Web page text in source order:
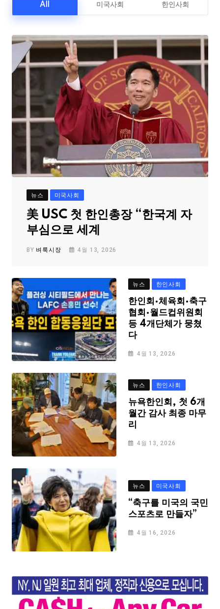
All 미국사회 한인사회
뉴스 미국사회
美 USC 첫 한인총장 “한국계 자
부심으로 세계
BY 벼룩시장 4월 13, 2026
뉴스 한인사회
한인회·체육회·축구
협회·월드컵위원회
등 4개단체가 뭉쳤
다
4월 13, 2026
뉴스 한인사회
뉴욕한인회, 첫 6개
월간 감사 최종 마무
리
4월 13, 2026
뉴스 미국사회
“축구를 미국의 국민
스포츠로 만들자”
4월 16, 2026